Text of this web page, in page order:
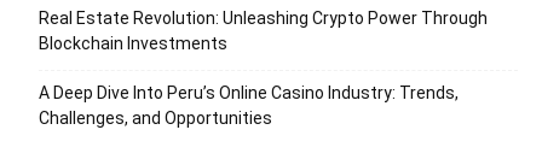
Real Estate Revolution: Unleashing Crypto Power Through
Blockchain Investments
A Deep Dive Into Peru’s Online Casino Industry: Trends,
Challenges, and Opportunities